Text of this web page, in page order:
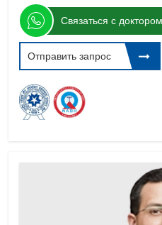
Связаться с доктором
Отправить запрос